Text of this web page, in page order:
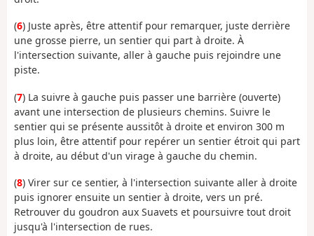
(6) Juste après, être attentif pour remarquer, juste derrière
une grosse pierre, un sentier qui part à droite. À
l'intersection suivante, aller à gauche puis rejoindre une
piste.
(7) La suivre à gauche puis passer une barrière (ouverte)
avant une intersection de plusieurs chemins. Suivre le
sentier qui se présente aussitôt à droite et environ 300 m
plus loin, être attentif pour repérer un sentier étroit qui part
à droite, au début d'un virage à gauche du chemin.
(8) Virer sur ce sentier, à l'intersection suivante aller à droite
puis ignorer ensuite un sentier à droite, vers un pré.
Retrouver du goudron aux Suavets et poursuivre tout droit
jusqu'à l'intersection de rues.